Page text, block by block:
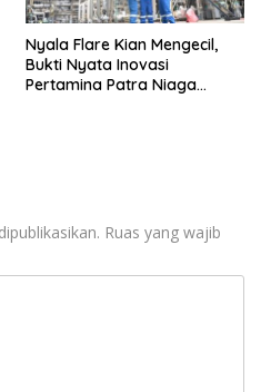
Nyala Flare Kian Mengecil,
Bukti Nyata Inovasi
Pertamina Patra Niaga
Ruas yang wajib